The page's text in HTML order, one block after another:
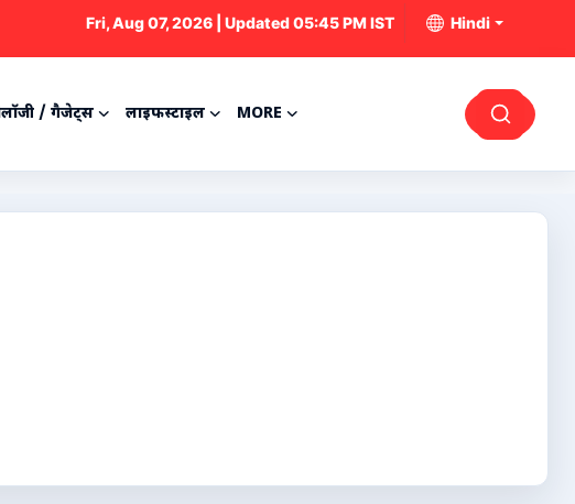
Fri, Aug 07, 2026 | Updated 05:45 PM IST Hindi
/ गैजेट्स लाइफस्टाइल MORE